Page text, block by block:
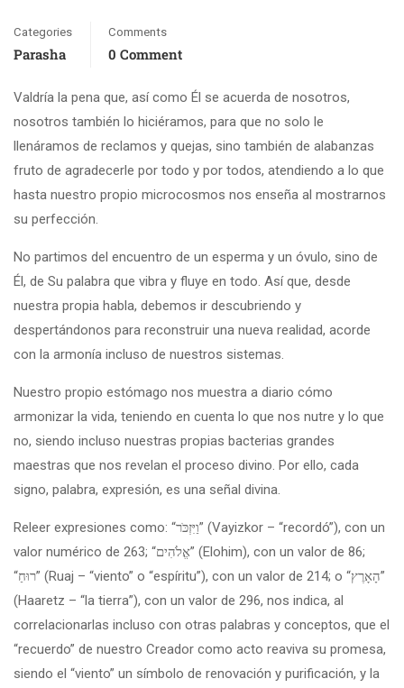
Categories
Parasha
Comments
0 Comment
Valdría la pena que, así como Él se acuerda de nosotros,
nosotros también lo hiciéramos, para que no solo le
llenáramos de reclamos y quejas, sino también de alabanzas
fruto de agradecerle por todo y por todos, atendiendo a lo que
hasta nuestro propio microcosmos nos enseña al mostrarnos
su perfección.
No partimos del encuentro de un esperma y un óvulo, sino de
Él, de Su palabra que vibra y fluye en todo. Así que, desde
nuestra propia habla, debemos ir descubriendo y
despertándonos para reconstruir una nueva realidad, acorde
con la armonía incluso de nuestros sistemas.
Nuestro propio estómago nos muestra a diario cómo
armonizar la vida, teniendo en cuenta lo que nos nutre y lo que
no, siendo incluso nuestras propias bacterias grandes
maestras que nos revelan el proceso divino. Por ello, cada
signo, palabra, expresión, es una señal divina.
Releer expresiones como: “וַיִּזְכֹּר” (Vayizkor – “recordó”), con un
valor numérico de 263; “אֱלֹהִים” (Elohim), con un valor de 86;
“רוּחַ” (Ruaj – “viento” o “espíritu”), con un valor de 214; o “הָאָרֶץ”
(Haaretz – “la tierra”), con un valor de 296, nos indica, al
correlacionarlas incluso con otras palabras y conceptos, que el
“recuerdo” de nuestro Creador como acto reaviva su promesa,
siendo el “viento” un símbolo de renovación y purificación, y la